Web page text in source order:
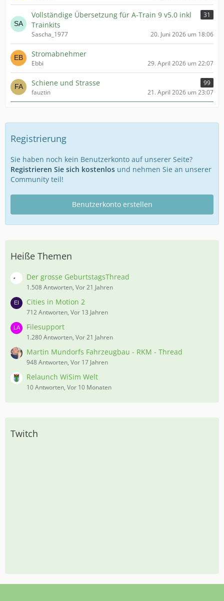
Vollständige Übersetzung für A-Train 9 v5.0 inkl
Trainkits
31
Sascha_1977 20. Juni 2026 um 18:06
Stromabnehmer
Ebbi 29. April 2026 um 22:07
Schiene und Strasse
99
fauztin
21. April 2026 um 23:07
Registrierung
Sie haben noch kein Benutzerkonto auf unserer Seite?
Registrieren Sie sich kostenlos und nehmen Sie an unserer
Community teil!
Benutzerkonto erstellen
Heiße Themen
Der grosse GeburtstagsThread
1.508 Antworten, Vor 21 Jahren
Cities in Motion 2
712 Antworten, Vor 13 Jahren
Filesupport
1.280 Antworten, Vor 21 Jahren
Martin Mundorfs Fahrzeugbau - RKM - Thread
948 Antworten, Vor 17 Jahren
Relaunch WiSim Welt
10 Antworten, Vor 10 Monaten
Twitch